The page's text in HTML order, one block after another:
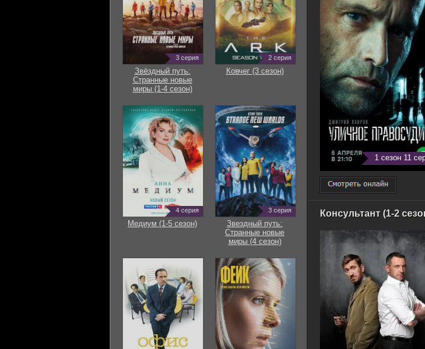
1 сезон 11
Консультант (1-2
3 серия
Звёздный путь:
Странные новые
миры (1-4 сезон)
2 серия
Ковчег (3 сезон)
4 серия
Медиум (1-5 сезон)
3 серия
Звездный путь:
Странные новые
миры (4 сезон)